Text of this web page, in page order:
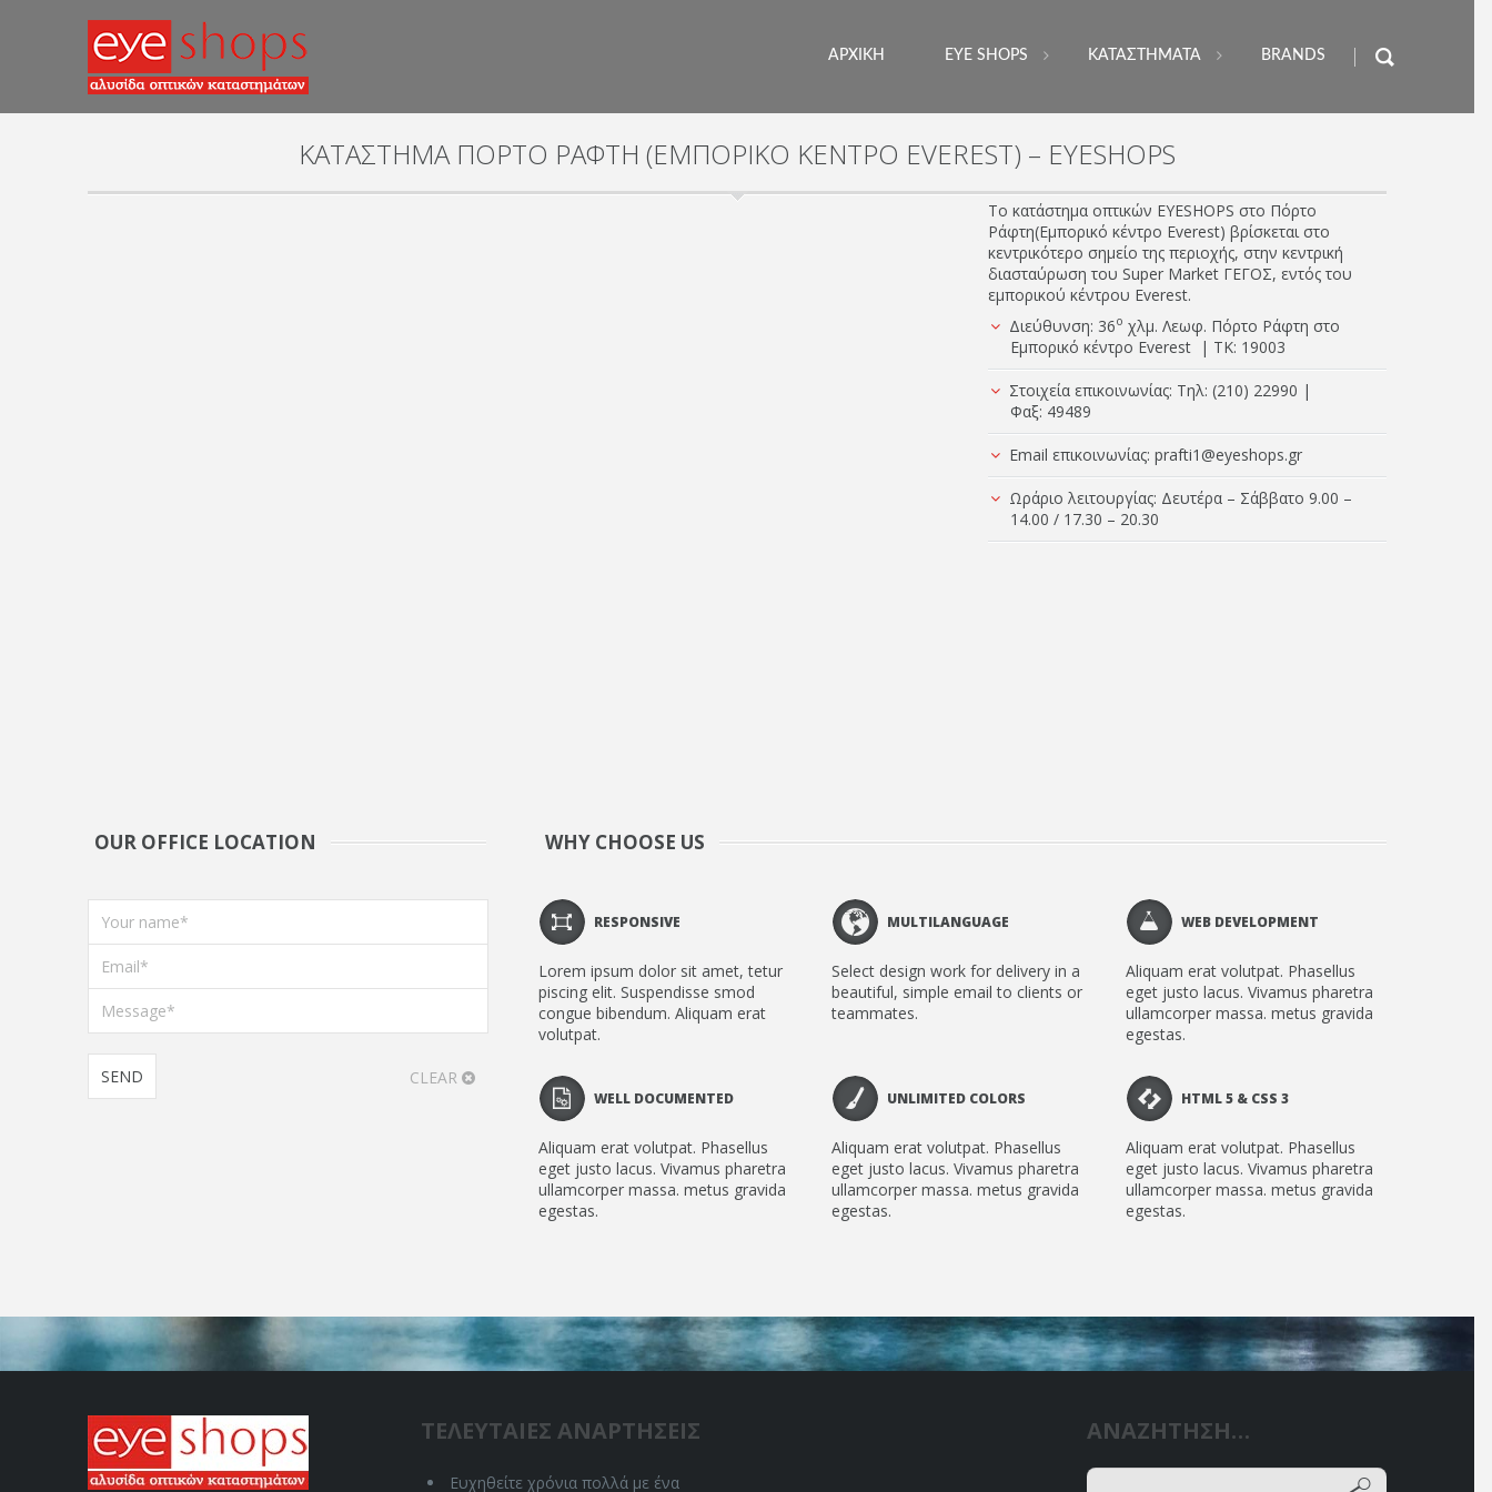
ΑΡΧΙΚΗ EYE SHOPS ΚΑΤΑΣΤΗΜΑΤΑ BRANDS
ΚΑΤΑΣΤΗΜΑ ΠΟΡΤΟ ΡΑΦΤΗ (ΕΜΠΟΡΙΚΟ ΚΕΝΤΡΟ EVEREST) – EYESHOPS
Το κατάστημα οπτικών EYESHOPS στο Πόρτο
Ράφτη(Εμπορικό κέντρο Everest) βρίσκεται στο
κεντρικότερο σημείο της περιοχής, στην κεντρική
διασταύρωση του Super Market ΓΕΓΟΣ, εντός του
εμπορικού κέντρου Everest.
Διεύθυνση: 36ο χλμ. Λεωφ. Πόρτο Ράφτη στο
Εμπορικό κέντρο Everest | TK: 19003
Στοιχεία επικοινωνίας: Τηλ: (210) 22990 |
Φαξ: 49489
Email επικοινωνίας:prafti1@eyeshops.gr
Ωράριο λειτουργίας: Δευτέρα – Σάββατο 9.00 –
14.00 / 17.30 – 20.30
OUR OFFICE LOCATION
CLEAR
WHY CHOOSE US
RESPONSIVE
Lorem ipsum dolor sit amet, tetur
piscing elit. Suspendisse smod
congue bibendum. Aliquam erat
volutpat.
MULTILANGUAGE
Select design work for delivery in a
beautiful, simple email to clients or
teammates.
WEB DEVELOPMENT
Aliquam erat volutpat. Phasellus
eget justo lacus. Vivamus pharetra
ullamcorper massa. metus gravida
egestas.
WELL DOCUMENTED
Aliquam erat volutpat. Phasellus
eget justo lacus. Vivamus pharetra
ullamcorper massa. metus gravida
egestas.
UNLIMITED COLORS
Aliquam erat volutpat. Phasellus
eget justo lacus. Vivamus pharetra
ullamcorper massa. metus gravida
egestas.
HTML 5 & CSS 3
Aliquam erat volutpat. Phasellus
eget justo lacus. Vivamus pharetra
ullamcorper massa. metus gravida
egestas.
ΤΕΛΕΥΤΑΙΕΣ ΑΝΑΡΤΗΣΕΙΣ
Ευχηθείτε χρόνια πολλά με ένα
ΑΝΑΖΗΤΗΣΗ…